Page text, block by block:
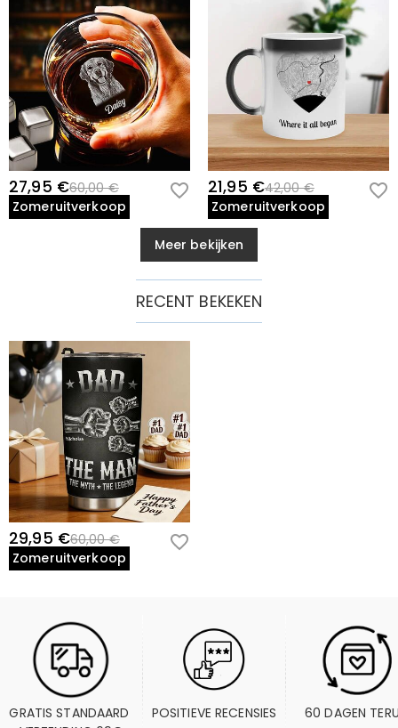
27,95 €60,00 €
Zomeruitverkoop
21,95 €42,00 €
Zomeruitverkoop
Meer bekijken
RECENT BEKEKEN
29,95 €60,00 €
Zomeruitverkoop
GRATIS STANDAARD
POSITIEVE RECENSIES 60 DAGEN